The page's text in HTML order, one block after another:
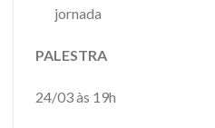
jornada
PALESTRA
24/03 às 19h